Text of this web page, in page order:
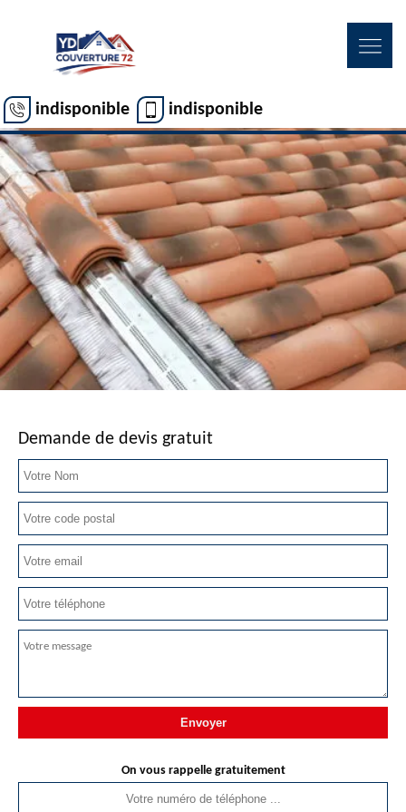
indisponible indisponible
Demande de devis gratuit
On vous rappelle gratuitement